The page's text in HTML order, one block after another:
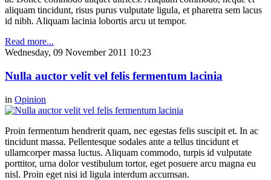
aliquam tincidunt, risus purus vulputate ligula, et pharetra sem lacus
id nibh. Aliquam lacinia lobortis arcu ut tempor.
Read more...
Wednesday, 09 November 2011 10:23
Nulla auctor velit vel felis fermentum lacinia
in Opinion
Proin fermentum hendrerit quam, nec egestas felis suscipit et. In ac
tincidunt massa. Pellentesque sodales ante a tellus tincidunt et
ullamcorper massa luctus. Aliquam commodo, turpis id vulputate
porttitor, urna dolor vestibulum tortor, eget posuere arcu magna eu
nisl. Proin eget nisi id ligula interdum accumsan.